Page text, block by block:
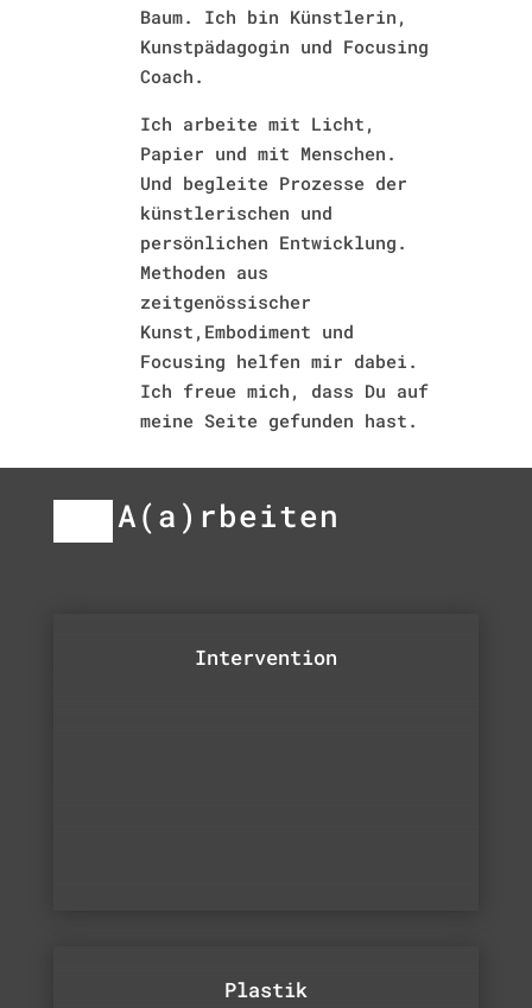
Baum. Ich bin Künstlerin,
Kunstpädagogin und Focusing
Coach.
Ich arbeite mit Licht,
Papier und mit Menschen.
Und begleite Prozesse der
künstlerischen und
persönlichen Entwicklung .
Methoden aus
zeitgenössischer
Kunst,Embodiment und
Focusing helfen mir dabei.
Ich freue mich, dass Du auf
meine Seite gefunden hast.
A(a)rbeiten
Intervention
Plastik